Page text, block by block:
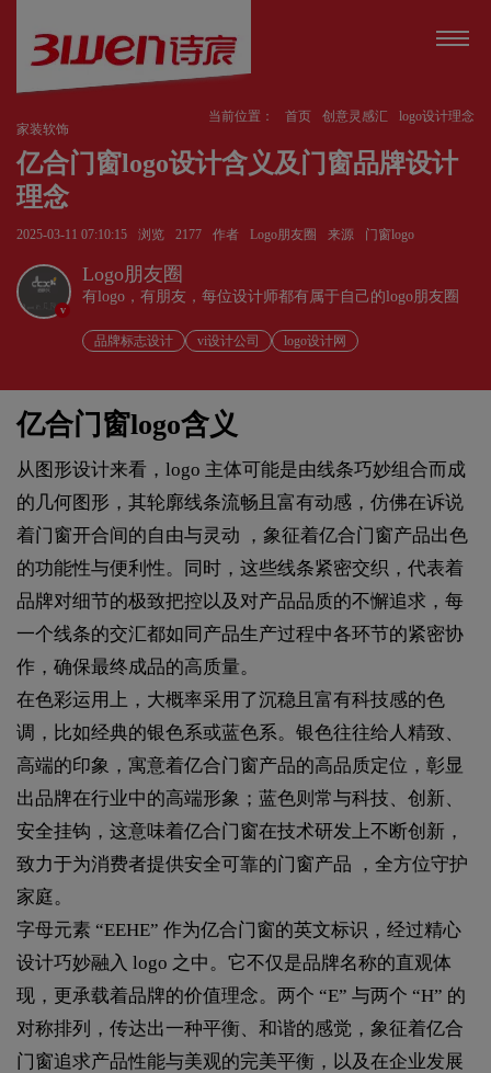
当前位置： 首页 创意灵感汇
logo设计理念
家装软饰
亿合门窗logo设计含义及门窗品牌设计
理念
2025-03-11 07:10:15 浏览 2177 作者 Logo朋友圈 来源 门窗logo
v
Logo朋友圈
有logo，有朋友，每位设计师都有属于自己的logo朋友圈
品牌标志设计 vi设计公司 logo设计网
亿合门窗logo含义
从图形设计来看，logo 主体可能是由线条巧妙组合而成
的几何图形，其轮廓线条流畅且富有动感，仿佛在诉说
着门窗开合间的自由与灵动 ，象征着亿合门窗产品出色
的功能性与便利性。同时，这些线条紧密交织，代表着
品牌对细节的极致把控以及对产品品质的不懈追求，每
一个线条的交汇都如同产品生产过程中各环节的紧密协
作，确保最终成品的高质量。
在色彩运用上，大概率采用了沉稳且富有科技感的色
调，比如经典的银色系或蓝色系。银色往往给人精致、
高端的印象，寓意着亿合门窗产品的高品质定位，彰显
出品牌在行业中的高端形象；蓝色则常与科技、创新、
安全挂钩，这意味着亿合门窗在技术研发上不断创新，
致力于为消费者提供安全可靠的门窗产品 ，全方位守护
家庭。
字母元素 “EEHE” 作为亿合门窗的英文标识，经过精心
设计巧妙融入 logo 之中。它不仅是品牌名称的直观体
现，更承载着品牌的价值理念。两个 “E” 与两个 “H” 的
对称排列，传达出一种平衡、和谐的感觉，象征着亿合
门窗追求产品性能与美观的完美平衡，以及在企业发展